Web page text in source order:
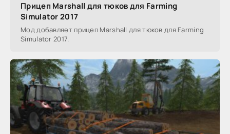
Прицеп Marshall для тюков для Farming
Simulator 2017
Мод добавляет прицеп Marshall для тюков для Farming
Simulator 2017.